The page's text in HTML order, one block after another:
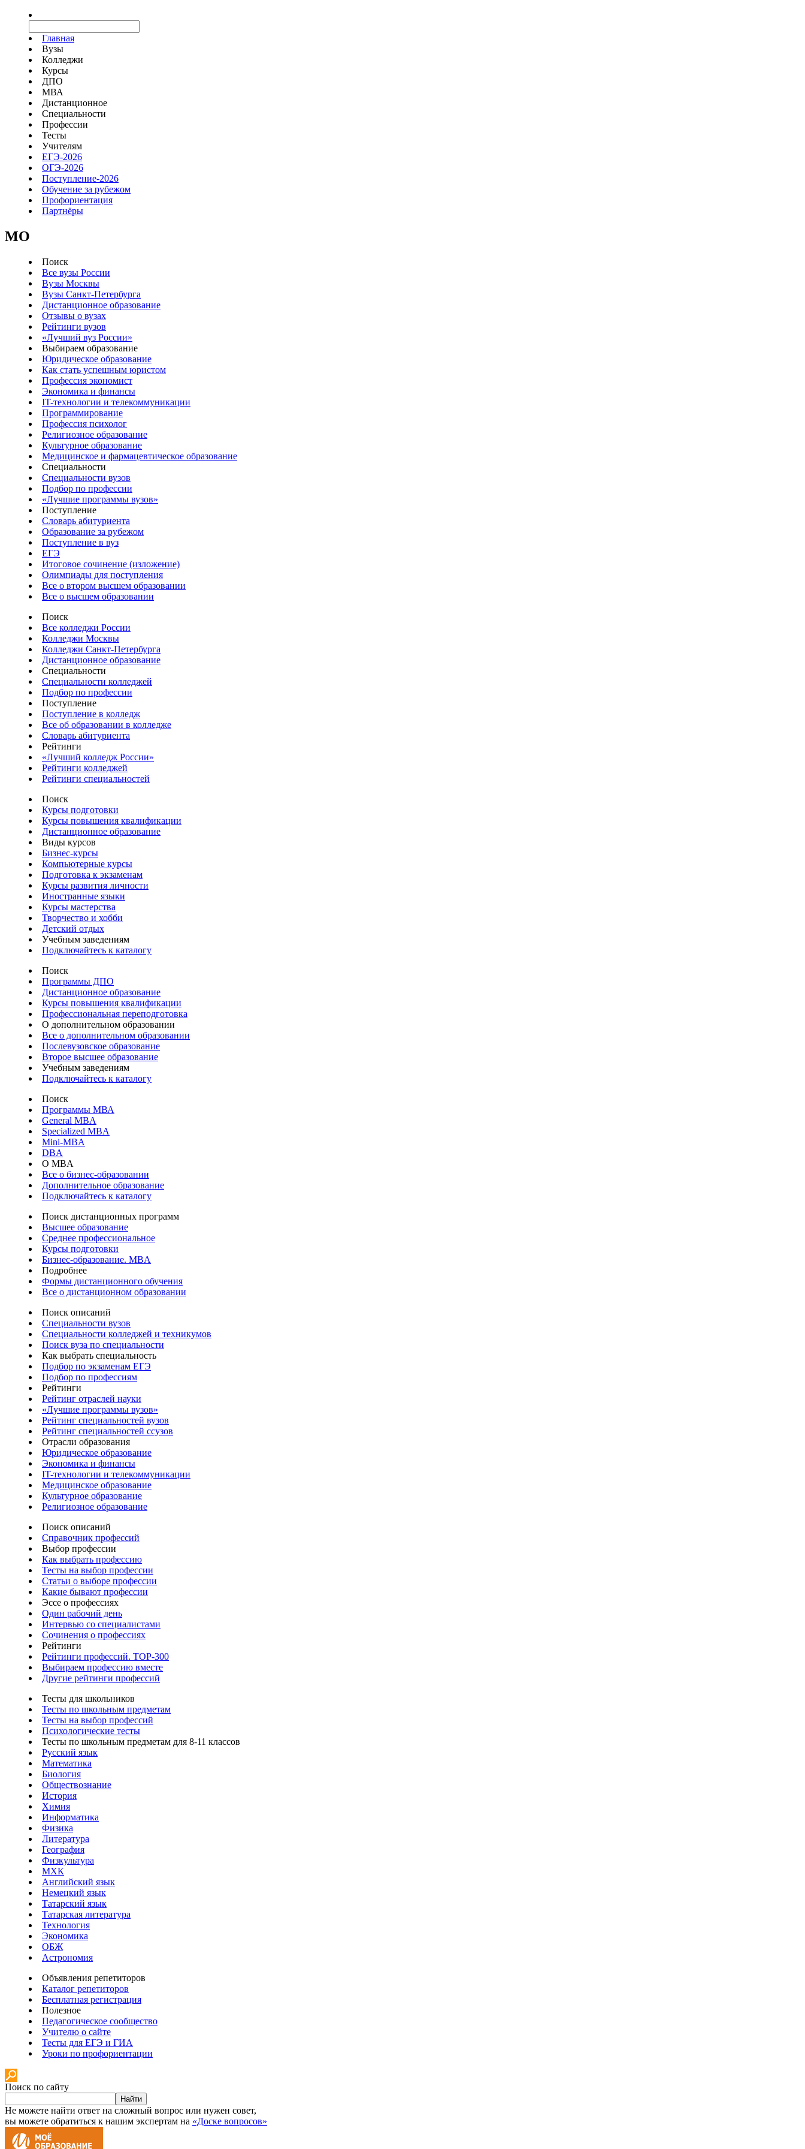
Главная
Вузы
Колледжи
Курсы
ДПО
МВА
Дистанционное
Специальности
Профессии
Тесты
Учителям
ЕГЭ-2026
ОГЭ-2026
Поступление-2026
Обучение за рубежом
Профориентация
Партнёры
MO
Поиск
Все вузы России
Вузы Москвы
Вузы Санкт-Петербурга
Дистанционное образование
Отзывы о вузах
Рейтинги вузов
«Лучший вуз России»
Выбираем образование
Юридическое образование
Как стать успешным юристом
Профессия экономист
Экономика и финансы
IT-технологии и телекоммуникации
Программирование
Профессия психолог
Религиозное образование
Культурное образование
Медицинское и фармацевтическое образование
Специальности
Специальности вузов
Подбор по профессии
«Лучшие программы вузов»
Поступление
Словарь абитуриента
Образование за рубежом
Поступление в вуз
ЕГЭ
Итоговое сочинение (изложение)
Олимпиады для поступления
Все о втором высшем образовании
Все о высшем образовании
Поиск
Все колледжи России
Колледжи Москвы
Колледжи Санкт-Петербурга
Дистанционное образование
Специальности
Специальности колледжей
Подбор по профессии
Поступление
Поступление в колледж
Все об образовании в колледже
Словарь абитуриента
Рейтинги
«Лучший колледж России»
Рейтинги колледжей
Рейтинги специальностей
Поиск
Курсы подготовки
Курсы повышения квалификации
Дистанционное образование
Виды курсов
Бизнес-курсы
Компьютерные курсы
Подготовка к экзаменам
Курсы развития личности
Иностранные языки
Курсы мастерства
Творчество и хобби
Детский отдых
Учебным заведениям
Подключайтесь к каталогу
Поиск
Программы ДПО
Дистанционное образование
Курсы повышения квалификации
Профессиональная переподготовка
О дополнительном образовании
Все о дополнительном образовании
Послевузовское образование
Второе высшее образование
Учебным заведениям
Подключайтесь к каталогу
Поиск
Программы МВА
General MBA
Specialized MBA
Mini-MBA
DBA
О MBA
Все о бизнес-образовании
Дополнительное образование
Подключайтесь к каталогу
Поиск дистанционных программ
Высшее образование
Среднее профессиональное
Курсы подготовки
Бизнес-образование. MBA
Подробнее
Формы дистанционного обучения
Все о дистанционном образовании
Поиск описаний
Специальности вузов
Специальности колледжей и техникумов
Поиск вуза по специальности
Как выбрать специальность
Подбор по экзаменам ЕГЭ
Подбор по профессиям
Рейтинги
Рейтинг отраслей науки
«Лучшие программы вузов»
Рейтинг специальностей вузов
Рейтинг специальностей ссузов
Отрасли образования
Юридическое образование
Экономика и финансы
IT-технологии и телекоммуникации
Медицинское образование
Культурное образование
Религиозное образование
Поиск описаний
Справочник профессий
Выбор профессии
Как выбрать профессию
Тесты на выбор профессии
Статьи о выборе профессии
Какие бывают профессии
Эссе о профессиях
Один рабочий день
Интервью со специалистами
Сочинения о профессиях
Рейтинги
Рейтинги профессий. TOP-300
Выбираем профессию вместе
Другие рейтинги профессий
Тесты для школьников
Тесты по школьным предметам
Тесты на выбор профессий
Психологические тесты
Тесты по школьным предметам для 8-11 классов
Русский язык
Математика
Биология
Обществознание
История
Химия
Информатика
Физика
Литература
География
Физкультура
МХК
Английский язык
Немецкий язык
Татарский язык
Татарская литература
Технология
Экономика
ОБЖ
Астрономия
Объявления репетиторов
Каталог репетиторов
Бесплатная регистрация
Полезное
Педагогическое сообщество
Учителю о сайте
Тесты для ЕГЭ и ГИА
Уроки по профориентации
Поиск по сайту
Найти
Не можете найти ответ на сложный вопрос или нужен совет,
вы можете обратиться к нашим экспертам на «Доске вопросов»